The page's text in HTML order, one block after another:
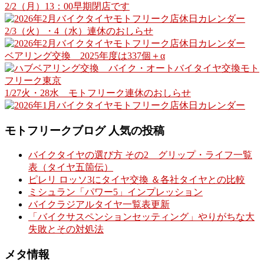
2/2（月）13：00早期閉店です
2/3（火）・4（水）連休のおしらせ
ベアリング交換 2025年度は337個＋α
1/27火・28水 モトフリーク連休のおしらせ
モトフリークブログ 人気の投稿
バイクタイヤの選び方 その2 グリップ・ライフ一覧
表（タイヤ五箇伝）
ピレリ ロッソ3にタイヤ交換 ＆各社タイヤとの比較
ミシュラン「パワー5」インプレッション
バイクラジアルタイヤ一覧表更新
「バイクサスペンションセッティング」やりがちな大
失敗とその対処法
メタ情報